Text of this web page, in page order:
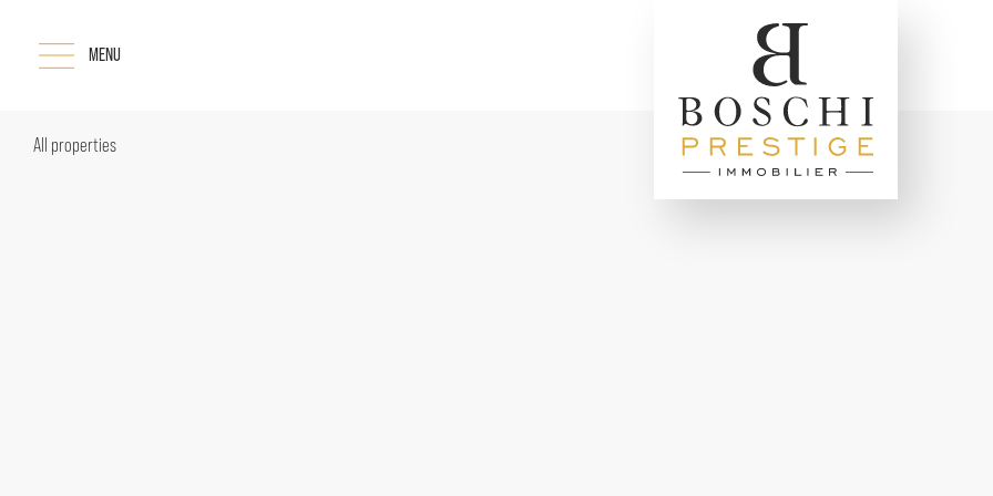
MENU
All properties